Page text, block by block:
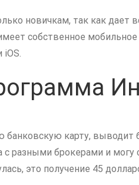
новичкам, так как дает
собственное
iOS.
карту, выводит
с разными брокерами и
это получение 45